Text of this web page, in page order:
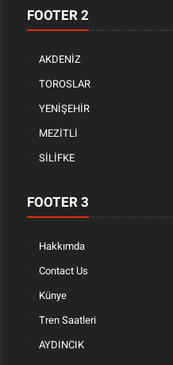
FOOTER 2
AKDENİZ
TOROSLAR
YENİŞEHİR
MEZİTLİ
SİLİFKE
FOOTER 3
Hakkımda
Contact Us
Künye
Tren Saatleri
AYDINCIK